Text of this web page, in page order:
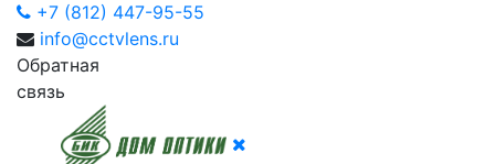
+7 (812) 447-95-55
info@cctvlens.ru
Обратная
связь